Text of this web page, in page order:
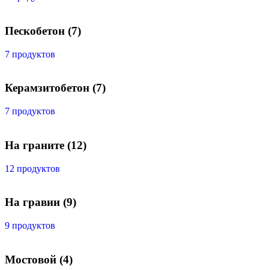
Пескобетон (7)
7 продуктов
Керамзитобетон (7)
7 продуктов
На граните (12)
12 продуктов
На гравии (9)
9 продуктов
Мостовой (4)